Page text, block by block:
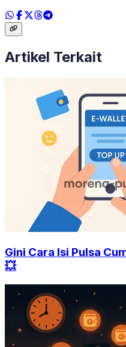
Artikel Terkait
Gini Cara Isi Pulsa
💥